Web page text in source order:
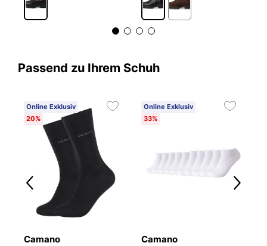
Passend zu Ihrem Schuh
Online Exklusiv
20%
Camano
Online Exklusiv
33%
Camano